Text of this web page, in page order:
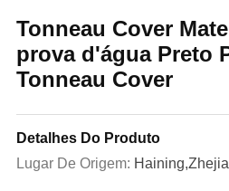
Tonneau Cover
prova d'água Preto
Tonneau Cover
Detalhes Do Produto
Lugar De Origem: